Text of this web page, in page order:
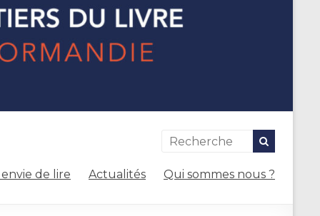
de lire Actualités Qui sommes nous ?